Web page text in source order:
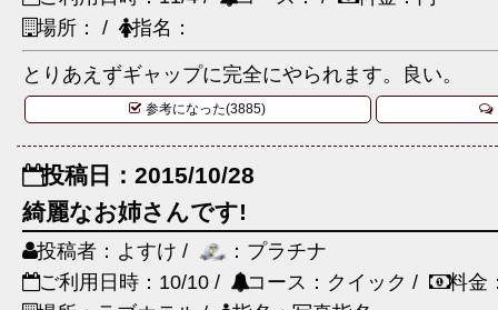
場所： /
指名：
とりあえずギャップに完全にやられます。良い。
参考になった(3885)
投稿日：2015/10/28
綺麗なお姉さんです!
投稿者：よすけ /
：プラチナ
ご利用日時：10/10 /
コース：クイック /
料金